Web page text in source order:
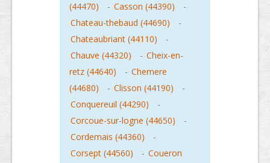
(44470)
- Casson (44390)
-
Chateau-thebaud (44690)
-
Chateaubriant (44110)
-
Chauve (44320)
- Cheix-en-
retz (44640)
- Chemere
(44680)
- Clisson (44190)
-
Conquereuil (44290)
-
Corcoue-sur-logne (44650)
-
Cordemais (44360)
-
Corsept (44560)
- Coueron